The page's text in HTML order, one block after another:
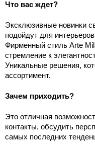
Что вас ждет?
Эксклюзивные новинки
подойдут для
Фирменный стиль Arte
стремление к
Уникальные решения,
ассортимент.
Зачем приходить?
Это отличная
контакты, обсудить
самых последних